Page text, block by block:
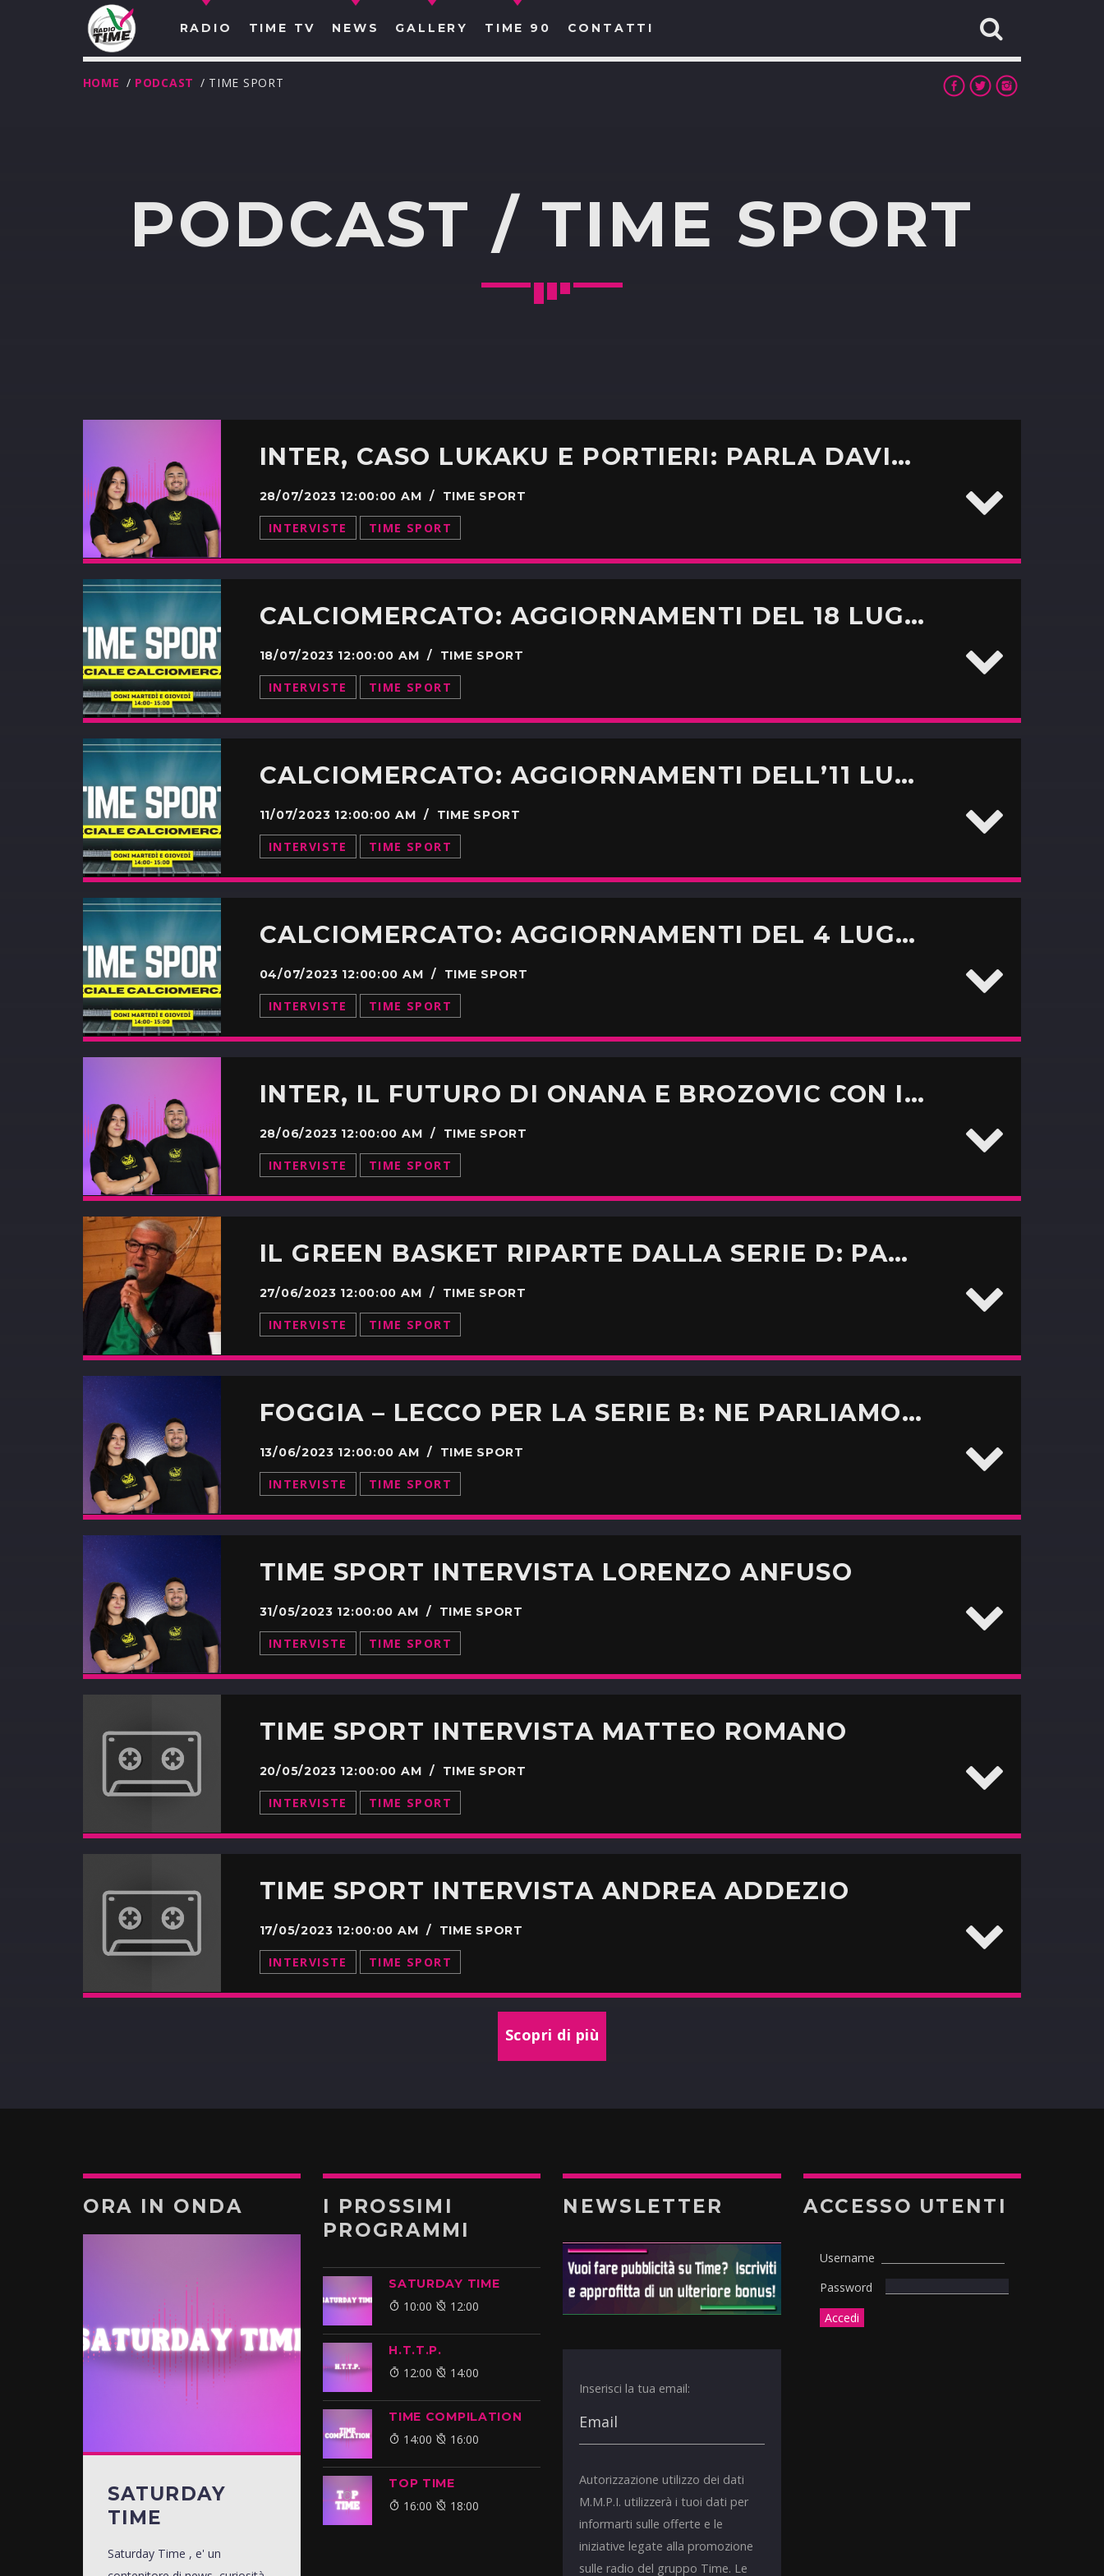
RADIO TIME TV NEWS GALLERY TIME 90 CONTATTI
CERCA NEL SITO WEB:
HOME / PODCAST / TIME SPORT
PODCAST / TIME SPORT
INTER, CASO LUKAKU E PORTIERI: PARLA DAVIDE CONZALES CAPOREDATTORE DI INTER-NEWS
28/07/2023 12:00:00 AM / TIME SPORT
INTERVISTE TIME SPORT
CALCIOMERCATO: AGGIORNAMENTI DEL 18 LUGLIO CON CRISTIANO SIMETI
18/07/2023 12:00:00 AM / TIME SPORT
INTERVISTE TIME SPORT
CALCIOMERCATO: AGGIORNAMENTI DELL’11 LUGLIO CON CRISTIANO SIMETI
11/07/2023 12:00:00 AM / TIME SPORT
INTERVISTE TIME SPORT
CALCIOMERCATO: AGGIORNAMENTI DEL 4 LUGLIO CON CRISTIANO SIMETI
04/07/2023 12:00:00 AM / TIME SPORT
INTERVISTE TIME SPORT
INTER, IL FUTURO DI ONANA E BROZOVIC CON IL CAPOREDATTORE DI INTER-NEWS.IT
28/06/2023 12:00:00 AM / TIME SPORT
INTERVISTE TIME SPORT
IL GREEN BASKET RIPARTE DALLA SERIE D: PARLA IL PRESIDENTE MANTIA
27/06/2023 12:00:00 AM / TIME SPORT
INTERVISTE TIME SPORT
FOGGIA – LECCO PER LA SERIE B: NE PARLIAMO CON IL GIORNALISTA CRISTIANO SIMETI
13/06/2023 12:00:00 AM / TIME SPORT
INTERVISTE TIME SPORT
TIME SPORT INTERVISTA LORENZO ANFUSO
31/05/2023 12:00:00 AM / TIME SPORT
INTERVISTE TIME SPORT
TIME SPORT INTERVISTA MATTEO ROMANO
20/05/2023 12:00:00 AM / TIME SPORT
INTERVISTE TIME SPORT
TIME SPORT INTERVISTA ANDREA ADDEZIO
17/05/2023 12:00:00 AM / TIME SPORT
INTERVISTE TIME SPORT
Scopri di più
ORA IN ONDA
SATURDAY
TIME
Saturday Time , e' un
I PROSSIMI
PROGRAMMI
SATURDAY TIME
10:00 12:00
H.T.T.P.
12:00 14:00
TIME COMPILATION
14:00 16:00
TOP TIME
16:00 18:00
NEWSLETTER
Inserisci la tua email:
Autorizzazione utilizzo dei dati
M.M.P.I. utilizzerà i tuoi dati per
informarti sulle offerte e le
iniziative legate alla promozione
sulle radio del gruppo Time. Le
ACCESSO UTENTI
Username
Password